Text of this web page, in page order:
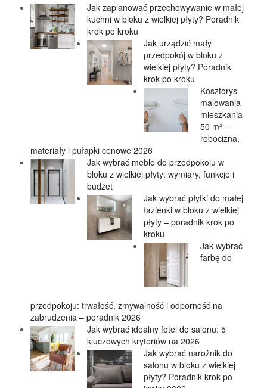
Jak zaplanować przechowywanie w małej
kuchni w bloku z wielkiej płyty? Poradnik
krok po kroku
Jak urządzić mały
przedpokój w bloku z
wielkiej płyty? Poradnik
krok po kroku
Kosztorys
malowania
mieszkania
50 m² –
robocizna,
materiały i pułapki cenowe 2026
Jak wybrać meble do przedpokoju w
bloku z wielkiej płyty: wymiary, funkcje i
budżet
Jak wybrać płytki do małej
łazienki w bloku z wielkiej
płyty – poradnik krok po
kroku
Jak wybrać
farbę do
przedpokoju: trwałość, zmywalność i odporność na
zabrudzenia – poradnik 2026
Jak wybrać idealny fotel do salonu: 5
kluczowych kryteriów na 2026
Jak wybrać narożnik do
salonu w bloku z wielkiej
płyty? Poradnik krok po